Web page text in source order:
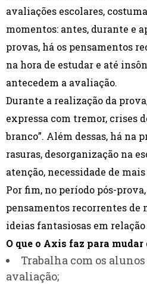
avaliações escolares,
momentos: antes, durante e
provas, há os pensamentos
na hora de estudar e até
antecedem a avaliação.
Durante a realização da
expressa com tremor, crises
branco”. Além dessas, há na
rasuras, desorganização na
atenção, necessidade de
Por fim, no período pós-
pensamentos recorrentes de
ideias fantasiosas em relação
O que o Axis faz para mudar
Trabalha com os
avaliação;